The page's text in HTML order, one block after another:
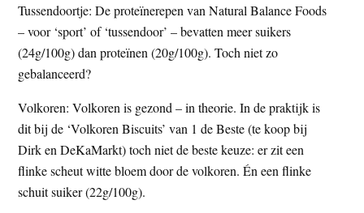
Tussendoortje: De proteïnerepen van Natural Balance Foods
– voor ‘sport’ of ‘tussendoor’ – bevatten meer suikers
(24g/100g) dan proteïnen (20g/100g). Toch niet zo
gebalanceerd?
Volkoren: Volkoren is gezond – in theorie. In de praktijk is
dit bij de ‘Volkoren Biscuits’ van 1 de Beste (te koop bij
Dirk en DeKaMarkt) toch niet de beste keuze: er zit een
flinke scheut witte bloem door de volkoren. Én een flinke
schuit suiker (22g/100g).